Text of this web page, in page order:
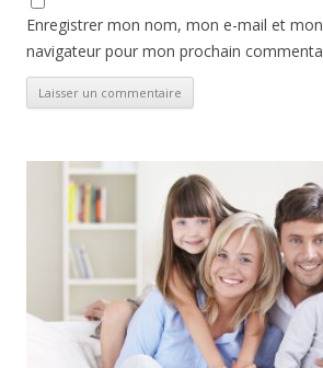
Enregistrer mon nom, mon e-mail et
navigateur pour mon prochain